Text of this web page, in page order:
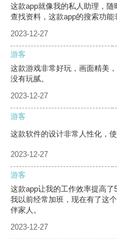
这款app就像我的私人助理，
查找资料，这款app的搜索功能
2023-12-27
游客
这款游戏非常好玩，画面精美
没有玩腻。
2023-12-27
游客
这款软件的设计非常人性化，使
2023-12-27
游客
这款app让我的工作效率提高了
我以前经常加班，现在有了这
伴家人。
2023-12-27